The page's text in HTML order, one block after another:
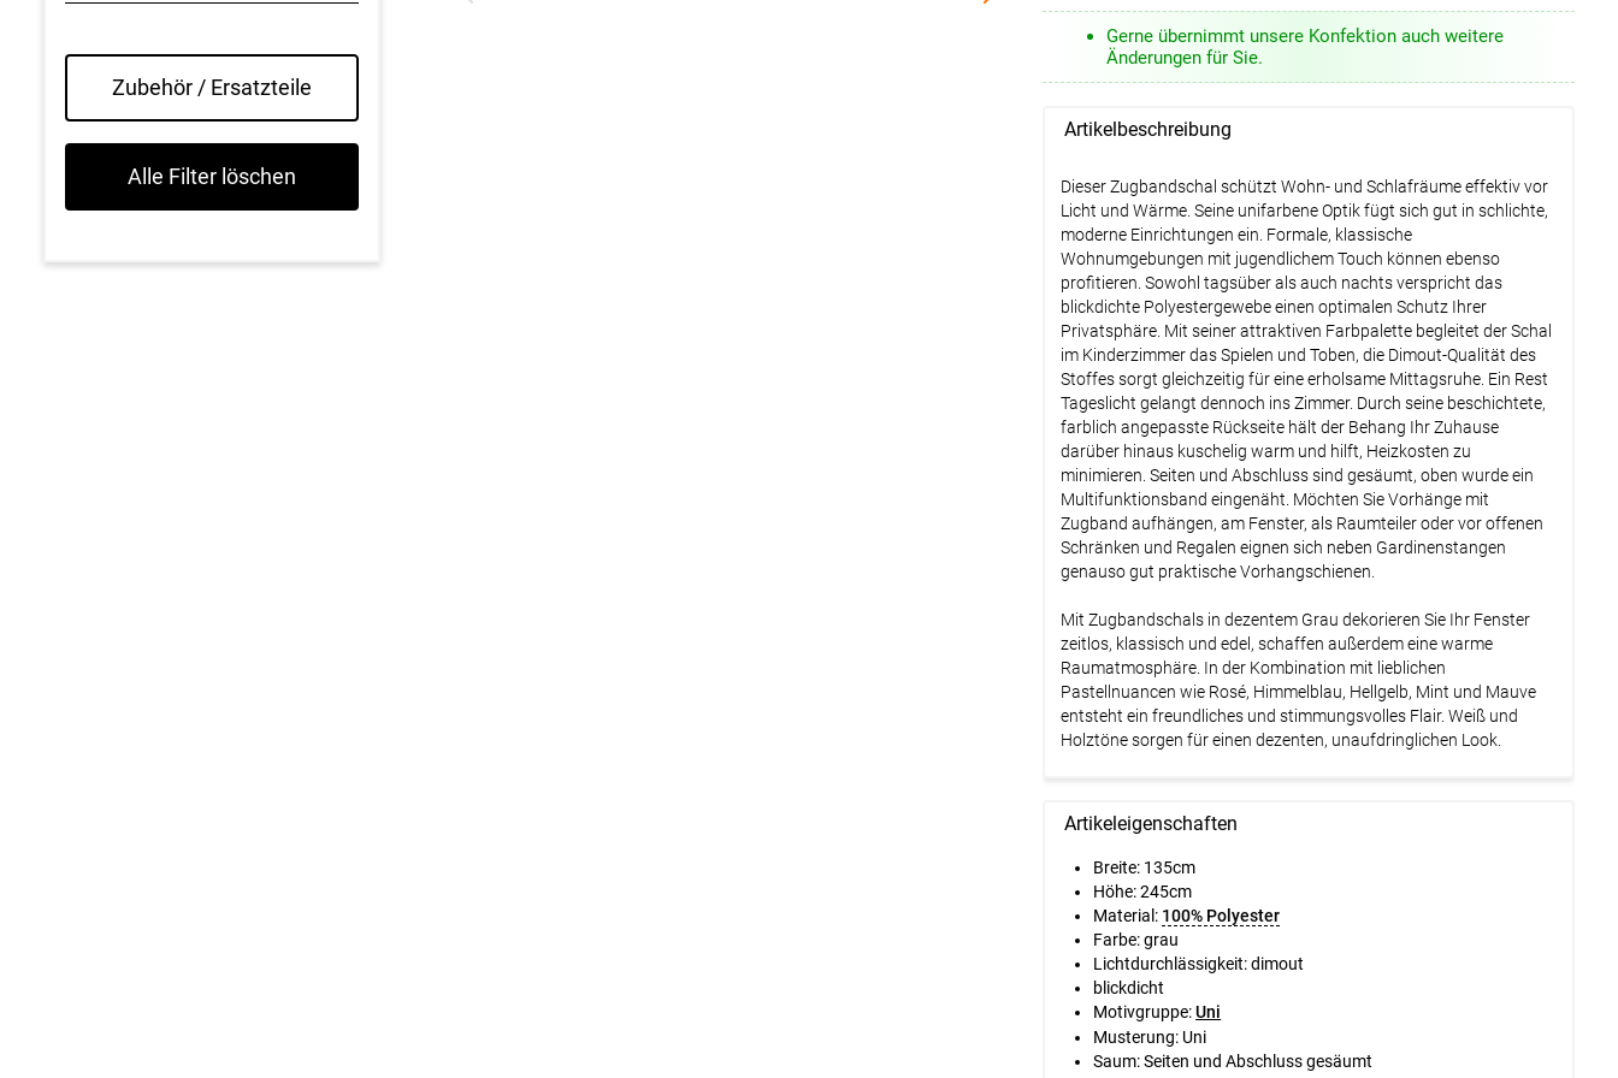
Zubehör / Ersatzteile
Alle Filter löschen
Weiter
Gerne übernimmt unsere Konfektion auch weitere
Änderungen für Sie.
Artikelbeschreibung
Dieser Zugbandschal schützt Wohn- und Schlafräume effektiv vor
Licht und Wärme. Seine unifarbene Optik fügt sich gut in schlichte,
moderne Einrichtungen ein. Formale, klassische
Wohnumgebungen mit jugendlichem Touch können ebenso
profitieren. Sowohl tagsüber als auch nachts verspricht das
blickdichte Polyestergewebe einen optimalen Schutz Ihrer
Privatsphäre. Mit seiner attraktiven Farbpalette begleitet der Schal
im Kinderzimmer das Spielen und Toben, die Dimout-Qualität des
Stoffes sorgt gleichzeitig für eine erholsame Mittagsruhe. Ein Rest
Tageslicht gelangt dennoch ins Zimmer. Durch seine beschichtete,
farblich angepasste Rückseite hält der Behang Ihr Zuhause
darüber hinaus kuschelig warm und hilft, Heizkosten zu
minimieren. Seiten und Abschluss sind gesäumt, oben wurde ein
Multifunktionsband eingenäht. Möchten Sie Vorhänge mit
Zugband aufhängen, am Fenster, als Raumteiler oder vor offenen
Schränken und Regalen eignen sich neben Gardinenstangen
genauso gut praktische Vorhangschienen.
Mit Zugbandschals in dezentem Grau dekorieren Sie Ihr Fenster
zeitlos, klassisch und edel, schaffen außerdem eine warme
Raumatmosphäre. In der Kombination mit lieblichen
Pastellnuancen wie Rosé, Himmelblau, Hellgelb, Mint und Mauve
entsteht ein freundliches und stimmungsvolles Flair. Weiß und
Holztöne sorgen für einen dezenten, unaufdringlichen Look.
Artikeleigenschaften
Breite: 135cm
Höhe: 245cm
Material: 100% Polyester
Farbe: grau
Lichtdurchlässigkeit: dimout
blickdicht
Motivgruppe:Uni
Musterung: Uni
Saum: Seiten und Abschluss gesäumt